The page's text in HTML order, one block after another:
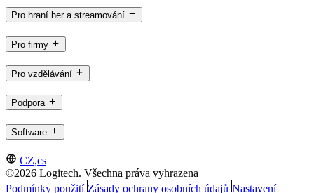
Pro hraní her a streamování
Pro firmy
Pro vzdělávání
Podpora
Software
CZ,cs
©2026 Logitech. Všechna práva vyhrazena
Podmínky použití Zásady ochrany osobních údajů Nastavení